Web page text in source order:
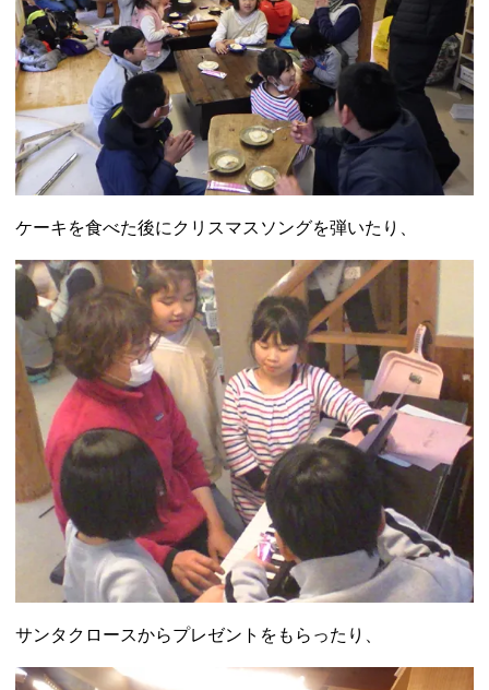
ケーキを食べた後にクリスマスソングを弾いたり、
サンタクロースからプレゼントをもらったり、